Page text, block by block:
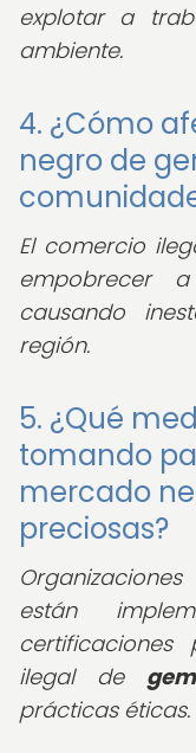
explotar a
ambiente.
4. ¿Cómo
negro de
El comercio
empobrecer
causando
región.
5. ¿Qué
tomando
mercado
preciosas?
están
ilegal de
prácticas éticas.